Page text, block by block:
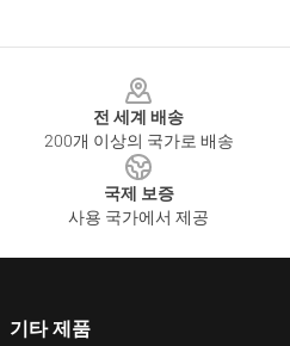
전 세계 배송
200개 이상의 국가로 배송
국제 보증
사용 국가에서 제공
기타 제품